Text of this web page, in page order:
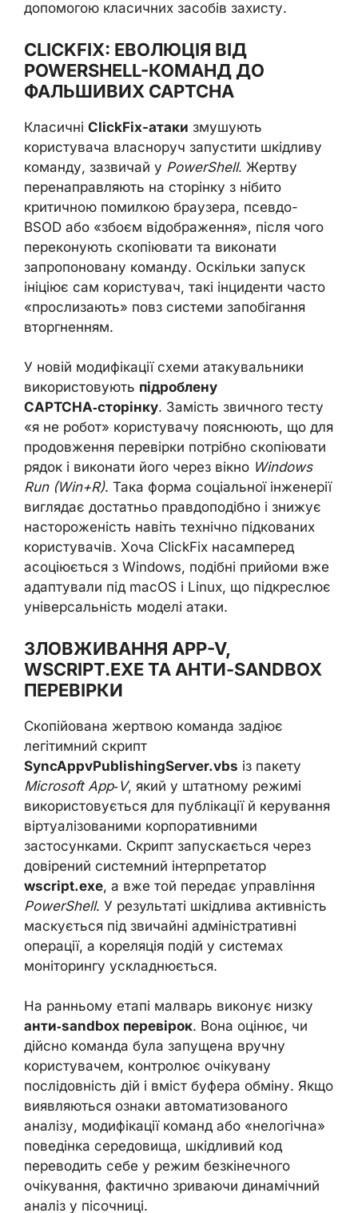
допомогою класичних засобів захисту.
CLICKFIX: ЕВОЛЮЦІЯ ВІД
POWERSHELL-КОМАНД ДО
ФАЛЬШИВИХ CAPTCHA
Класичні ClickFix-атаки змушують
користувача власноруч запустити шкідливу
команду, зазвичай у PowerShell. Жертву
перенаправляють на сторінку з нібито
критичною помилкою браузера, псевдо-
BSOD або «збоєм відображення», після чого
переконують скопіювати та виконати
запропоновану команду. Оскільки запуск
ініціює сам користувач, такі інциденти часто
«прослизають» повз системи запобігання
вторгненням.
У новій модифікації схеми атакувальники
використовують підроблену
CAPTCHA‑сторінку. Замість звичного тесту
«я не робот» користувачу пояснюють, що для
продовження перевірки потрібно скопіювати
рядок і виконати його через вікно Windows
Run (Win+R). Така форма соціальної інженерії
виглядає достатньо правдоподібно і знижує
настороженість навіть технічно підкованих
користувачів. Хоча ClickFix насамперед
асоціюється з Windows, подібні прийоми вже
адаптували під macOS і Linux, що підкреслює
універсальність моделі атаки.
ЗЛОВЖИВАННЯ APP-V,
WSCRIPT.EXE ТА АНТИ-SANDBOX
ПЕРЕВІРКИ
Скопійована жертвою команда задіює
легітимний скрипт
SyncAppvPublishingServer.vbs із пакету
Microsoft App‑V, який у штатному режимі
використовується для публікації й керування
віртуалізованими корпоративними
застосунками. Скрипт запускається через
довірений системний інтерпретатор
wscript.exe, а вже той передає управління
PowerShell. У результаті шкідлива активність
маскується під звичайні адміністративні
операції, а кореляція подій у системах
моніторингу ускладнюється.
На ранньому етапі малварь виконує низку
анти‑sandbox перевірок. Вона оцінює, чи
дійсно команда була запущена вручну
користувачем, контролює очікувану
послідовність дій і вміст буфера обміну. Якщо
виявляються ознаки автоматизованого
аналізу, модифікації команд або «нелогічна»
поведінка середовища, шкідливий код
переводить себе у режим безкінечного
очікування, фактично зриваючи динамічний
аналіз у пісочниці.